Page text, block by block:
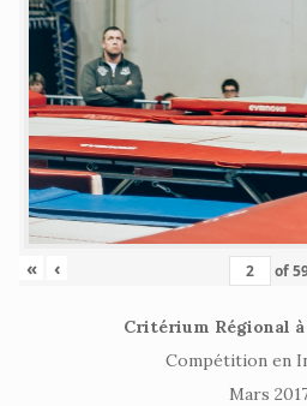
« ‹ of
Critérium Régional
Compétition en
Mars